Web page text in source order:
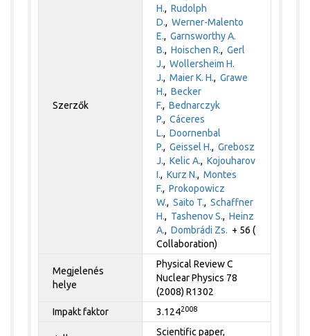
Szerzők
H.,Rudolph
D.,Werner-Malento
E.,Garnsworthy A.
B.,Hoischen R.,Gerl
J.,Wollersheim H.
J.,Maier K. H.,Grawe
H.,Becker
F.,Bednarczyk
P.,Cáceres
L.,Doornenbal
P.,Geissel H.,Grebosz
J.,Kelic A.,Kojouharov
I.,Kurz N.,Montes
F.,Prokopowicz
W.,Saito T.,Schaffner
H., Tashenov S.,Heinz
A.,Dombrádi Zs. + 56 (
Collaboration)
Megjelenés
helye
Physical Review C
Nuclear Physics 78
(2008) R1302
Impakt faktor
3.1242008
Scientific paper,